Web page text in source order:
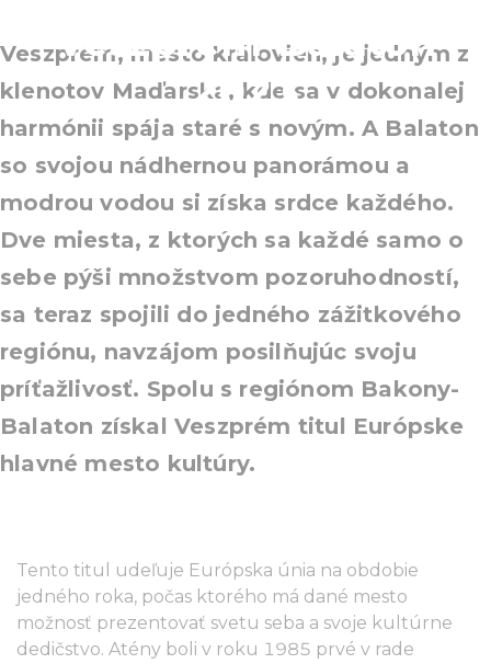
Veszprém-Balaton
2023
Veszprém, mesto kráľovien, je jedným z
klenotov Maďarska, kde sa v dokonalej
harmónii spája staré s novým. A Balaton
so svojou nádhernou panorámou a
modrou vodou si získa srdce každého.
Dve miesta, z ktorých sa každé samo o
sebe pýši množstvom pozoruhodností,
sa teraz spojili do jedného zážitkového
regiónu, navzájom posilňujúc svoju
príťažlivosť. Spolu s regiónom Bakony-
Balaton získal Veszprém titul Európske
hlavné mesto kultúry.
Tento titul udeľuje Európska únia na obdobie
jedného roka, počas ktorého má dané mesto
možnosť prezentovať svetu seba a svoje kultúrne
dedičstvo. Atény boli v roku 1985 prvé v rade